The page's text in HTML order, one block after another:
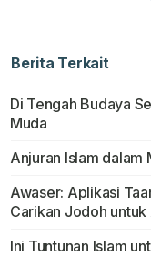
Berita Terkait
Di Tengah Budaya
Muda
Anjuran Islam dalam
Awaser: Aplikasi
Carikan Jodoh untuk
Ini Tuntunan Islam